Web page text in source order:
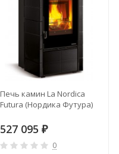
Печь камин La Nordica
Futura (Нордика Футура)
527 095 ₽
0